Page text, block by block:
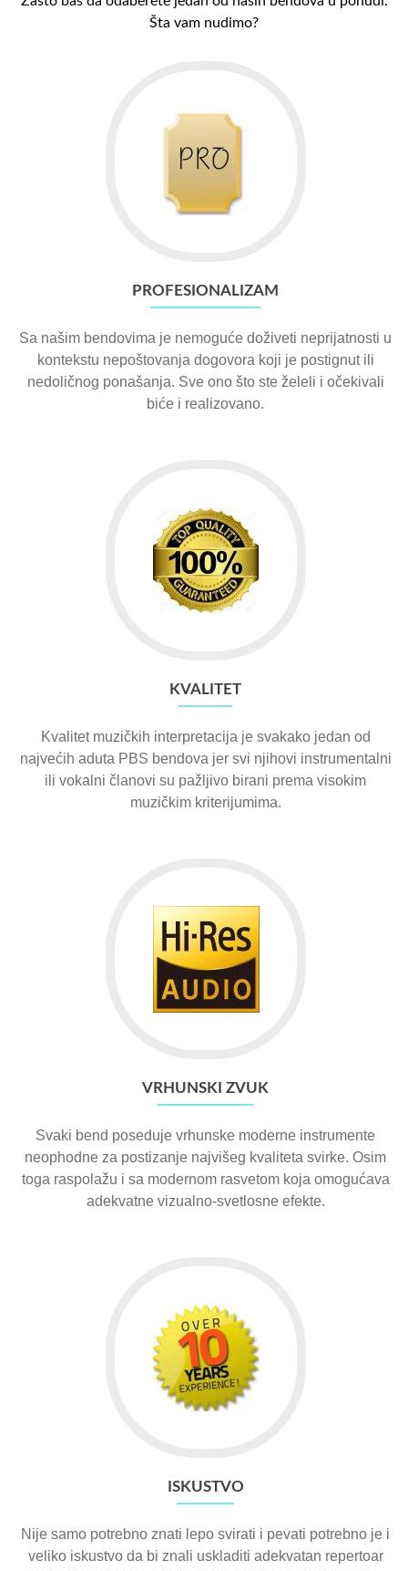
Šta vam nudimo?
PROFESIONALIZAM
Sa našim bendovima je nemoguće doživeti neprijatnosti u
kontekstu nepoštovanja dogovora koji je postignut ili
nedoličnog ponašanja. Sve ono što ste želeli i očekivali
biće i realizovano.
KVALITET
Kvalitet muzičkih interpretacija je svakako jedan od
najvećih aduta PBS bendova jer svi njihovi instrumentalni
ili vokalni članovi su pažljivo birani prema visokim
muzičkim kriterijumima.
VRHUNSKI ZVUK
Svaki bend poseduje vrhunske moderne instrumente
neophodne za postizanje najvišeg kvaliteta svirke. Osim
toga raspolažu i sa modernom rasvetom koja omogućava
adekvatne vizualno-svetlosne efekte.
ISKUSTVO
Nije samo potrebno znati lepo svirati i pevati potrebno je i
veliko iskustvo da bi znali uskladiti adekvatan repertoar